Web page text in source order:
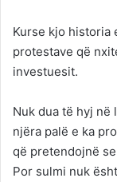
Kurse kjo historia
protestave që
investuesit.
Nuk dua të hyj
njëra palë e ka
që pretendojnë
Por sulmi nuk